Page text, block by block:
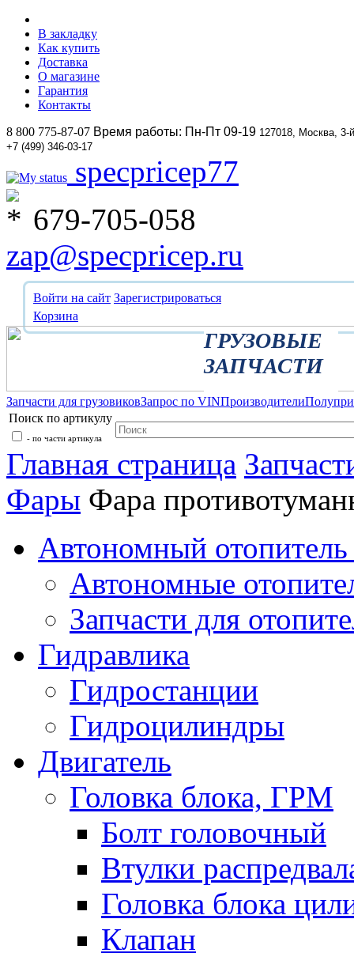
В закладку
Как купить
Доставка
О магазине
Гарантия
Контакты
8 800 775-87-07 Время работы: Пн-Пт 09-19 127018, Москва,
+7 (499) 346-03-17
specpricep77
679-705-058
zap@specpricep.ru
Войти на сайт Зарегистрироваться
Корзина
ГРУЗОВЫЕ
ЗАПЧАСТИ
Запчасти для грузовиковЗапрос по VINПроизводители
Поиск по артикулу
- по части артикула
Главная страница
Фары Фара
Автономный отопитель
Автономные
Запчасти для
Гидравлика
Гидростанции
Гидроцилиндры
Двигатель
Головка блока, ГРМ
Болт головочный
Втулки
Головка блока
Клапан